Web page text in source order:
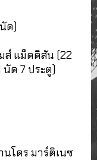
ด)
ส์ แม็ดดิสัน (22
ด 7 ประตู)
โดร มาร์ติเนซ